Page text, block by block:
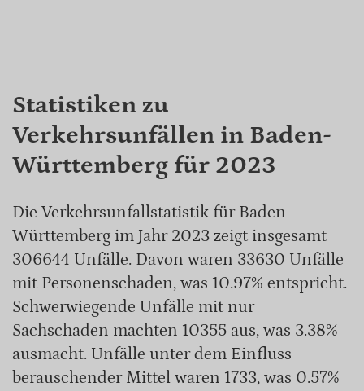
Statistiken zu
Verkehrsunfällen in Baden-
Württemberg für 2023
Die Verkehrsunfallstatistik für Baden-
Württemberg im Jahr 2023 zeigt insgesamt
306644 Unfälle. Davon waren 33630 Unfälle
mit Personenschaden, was 10.97% entspricht.
Schwerwiegende Unfälle mit nur
Sachschaden machten 10355 aus, was 3.38%
ausmacht. Unfälle unter dem Einfluss
berauschender Mittel waren 1733, was 0.57%